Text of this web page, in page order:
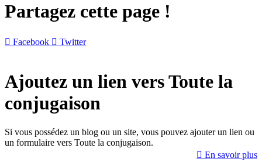
Partagez cette page !
 Facebook  Twitter
Ajoutez un lien vers Toute la
conjugaison
Si vous possédez un blog ou un site, vous pouvez ajouter un lien ou
un formulaire vers Toute la conjugaison.
 En savoir plus